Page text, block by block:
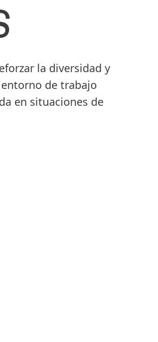
Henkel
la diversidad y
de trabajo
en situaciones de